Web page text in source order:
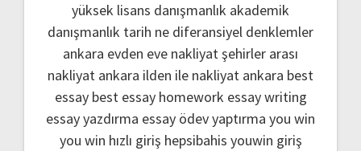
yüksek lisans danışmanlık akademik
danışmanlık tarih ne diferansiyel denklemler
ankara evden eve nakliyatşehirler arası
nakliyat ankara ilden ile nakliyat ankara best
essay best essay homework essay writing
essay yazdırma essay ödev yaptırma you win
you win hızlı giriş hepsibahis youwin giriş